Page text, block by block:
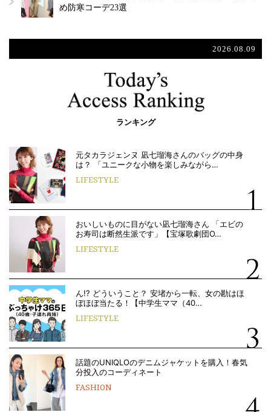
め防寒コーデ23選
2026.08.09
ランキング
元タカラジェンヌ 凪七瑠海さんのバッグの中身
は？ 「ユニークな小物を楽しみながら…
LIFESTYLE
おいしいものに目がない凪七瑠海さん 「エビの
お寿司は断然生派です」【宝塚歌劇団O…
LIFESTYLE
ん!? どういうこと？ 安堵から一転、女の勘はほ
ぼほぼ当たる！【中学生ママ（40…
LIFESTYLE
話題のUNIQLOのデニムジャケットを購入！春気
分投入のコーディネート
FASHION